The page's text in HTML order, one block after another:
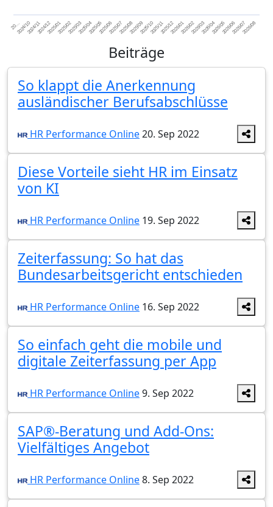
20…2024/102024/112024/122025/012025/022025/032025/042025/052025/062025/072025/082025/092025/102025/112025/122026/012026/022026/032026/042026/052026/062026/072026/08
Beiträge
So klappt die Anerkennung
ausländischer Berufsabschlüsse
HR Performance Online20. Sep 2022
Diese Vorteile sieht HR im Einsatz
von KI
HR Performance Online 19. Sep 2022
Zeiterfassung: So hat das
Bundesarbeitsgericht entschieden
HR Performance Online 16. Sep 2022
So einfach geht die mobile und
digitale Zeiterfassung per App
HR Performance Online9. Sep 2022
SAP®-Beratung und Add-Ons:
Vielfältiges Angebot
HR Performance Online8. Sep 2022